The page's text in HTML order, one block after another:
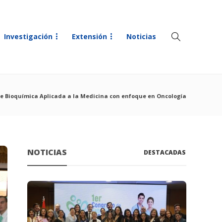
Investigación Extensión Noticias
Bioquímica Aplicada a la Medicina con enfoque en Oncología
NOTICIAS DESTACADAS